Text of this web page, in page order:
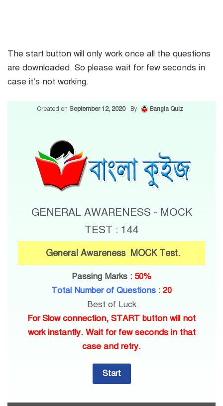
The start button will only work once all the questions
are downloaded. So please wait for few seconds in
case it’s not working.
Created on September 12, 2020 By Bangla Quiz
GENERAL AWARENESS - MOCK
TEST : 144
General Awareness MOCK Test.
Passing Marks : 50%
Total Number of Questions : 20
Best of Luck
For Slow connection, START button will not
work instantly. Wait for few seconds in that
case and retry.